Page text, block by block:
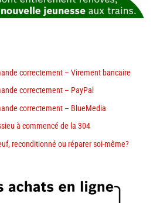
correctement – Virement bancaire
correctement – PayPal
correctement – BlueMedia
à commencé de la 304
reconditionné ou réparer soi-même?